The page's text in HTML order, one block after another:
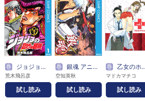
巻 ジョジョの奇妙な冒険 第4部 モノクロ版
荒木飛呂彦
試し読み
巻 銀魂 アニメコミックス ～何事も最初が肝心なので多少背伸びするくらいが丁度良い～
空知英秋
試し読み
巻 乙女のホゾシタ
マドカマチコ
試し読み